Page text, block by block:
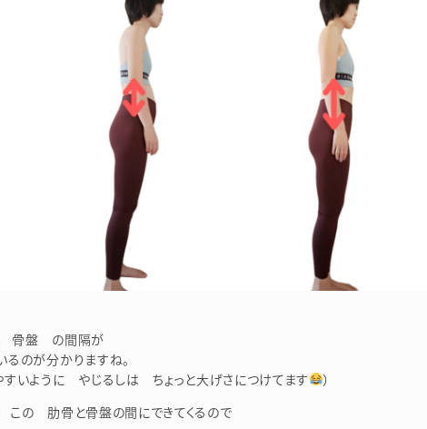
骨盤 の間隔が
るのが分かりますね。
すいように やじるしは ちょっと大げさにつけてます
）
この 肋骨と骨盤の間にできてくるので